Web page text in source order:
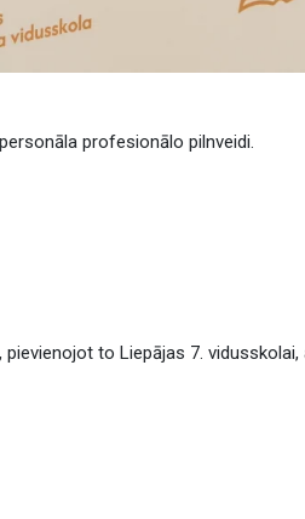
profesionālo pilnveidi.
to Liepājas 7. vidusskolai,